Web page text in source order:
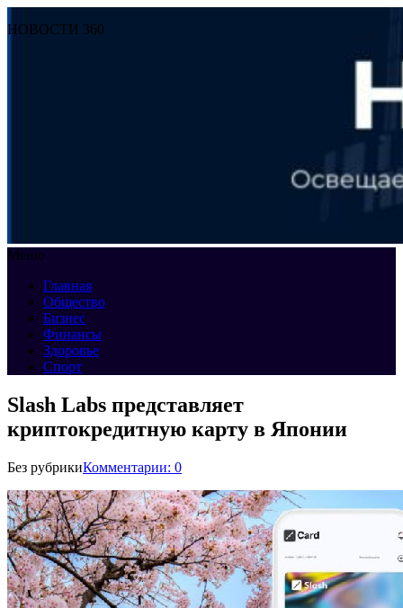
НОВОСТИ 360
Меню
Главная
Общество
Бизнес
Финансы
Здоровье
Спорт
Slash Labs представляет
криптокредитную карту в Японии
Без рубрикиКомментарии: 0